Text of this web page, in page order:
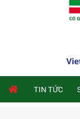
TIN TỨC